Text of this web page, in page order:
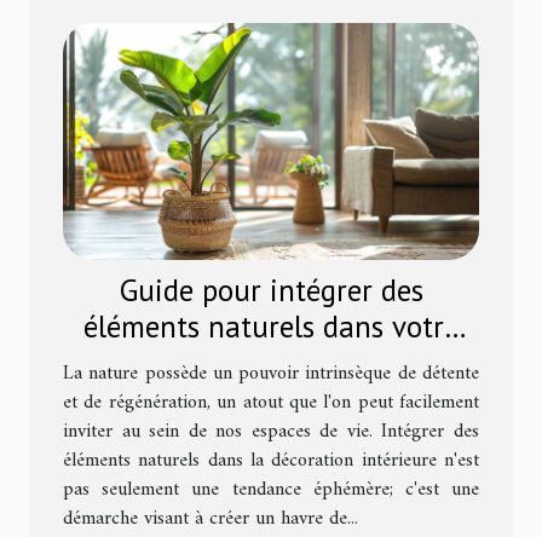
Guide pour intégrer des
éléments naturels dans votre
décoration pour un intérieur
apaisant
La nature possède un pouvoir intrinsèque de détente
et de régénération, un atout que l'on peut facilement
inviter au sein de nos espaces de vie. Intégrer des
éléments naturels dans la décoration intérieure n'est
pas seulement une tendance éphémère; c'est une
démarche visant à créer un havre de...